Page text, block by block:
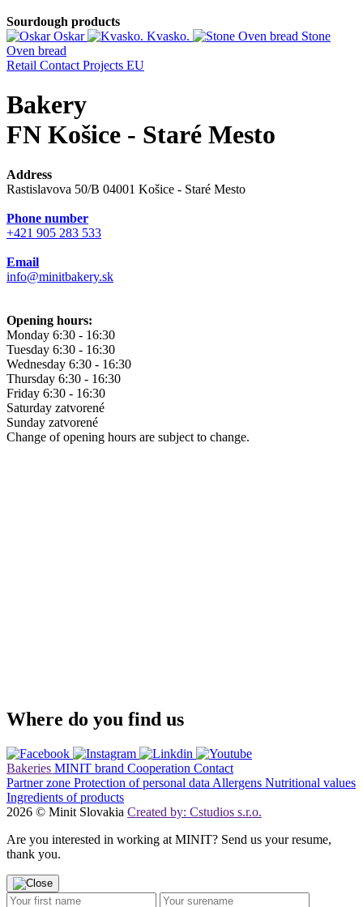
Sourdough products
Oskar
Kvasko.
Stone
Oven bread
Retail Contact Projects EU
Bakery
FN Košice - Staré Mesto
Address
Rastislavova 50/B 04001 Košice - Staré Mesto
Phone number
+421 905 283 533
Email
info@minitbakery.sk
Opening hours:
Monday 6:30 - 16:30
Tuesday 6:30 - 16:30
Wednesday 6:30 - 16:30
Thursday 6:30 - 16:30
Friday 6:30 - 16:30
Saturday zatvorené
Sunday zatvorené
Change of opening hours are subject to change.
Where do you find us
Bakeries MINIT brand Cooperation Contact
Partner zone Protection of personal data Allergens Nutritional values
Ingredients of products
2026 © Minit Slovakia Created by: Cstudios s.r.o.
Are you interested in working at MINIT? Send us your resume,
thank you.